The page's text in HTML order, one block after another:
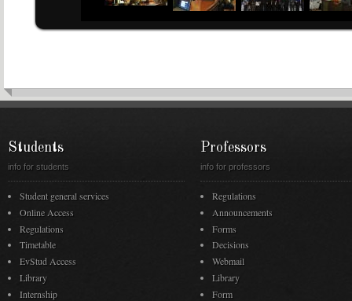
Students
info for students
Student general services
Online Access
Regulations
Timetable
EvStud Access
Library
Internship
Professors
info for professors
Regulations
Announcements
Forms
Decisions
Webmail
Library
Form